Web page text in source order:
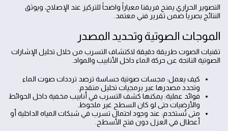
التصوير الحراري يمنح فريقنا معياراً واضحاً للتركيز عند الإصلاح، ويوثق
النتائج بصرياً ضمن تقرير فني معتمد.
الموجات الصوتية وتحديد المصدر
تقنيات الصوت طريقة دقيقة لاكتشاف التسرب من خلال تحليل الإشارات
الصوتية الناتجة عن حركة الماء داخل الأنابيب والمواد.
كيف يعمل: مجسات صوتية حساسة ترصد ترددات صوت الماء
وتحدد مصدرها عبر برمجيات تحليل متقدم.
فوائد عملية: يمكنها كشف التسرب في أنابيب مخفية داخل الحوائط
والأرضيات حتى لو كان السطح غير ملحوظ.
متى تُستخدم: عند وجود احتمال تسرب في شبكات المياه الداخلية أو
أعطال في العزل دون فتح الأسطح.